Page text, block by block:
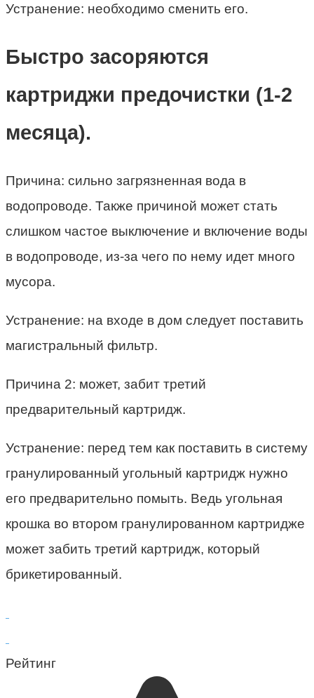
Устранение: необходимо сменить его.
Быстро засоряются
картриджи предочистки (1-2
месяца).
Причина: сильно загрязненная вода в
водопроводе. Также причиной может стать
слишком частое выключение и включение воды
в водопроводе, из-за чего по нему идет много
мусора.
Устранение: на входе в дом следует поставить
магистральный фильтр.
Причина 2: может, забит третий
предварительный картридж.
Устранение: перед тем как поставить в систему
гранулированный угольный картридж нужно
его предварительно помыть. Ведь угольная
крошка во втором гранулированном картридже
может забить третий картридж, который
брикетированный.
Рейтинг